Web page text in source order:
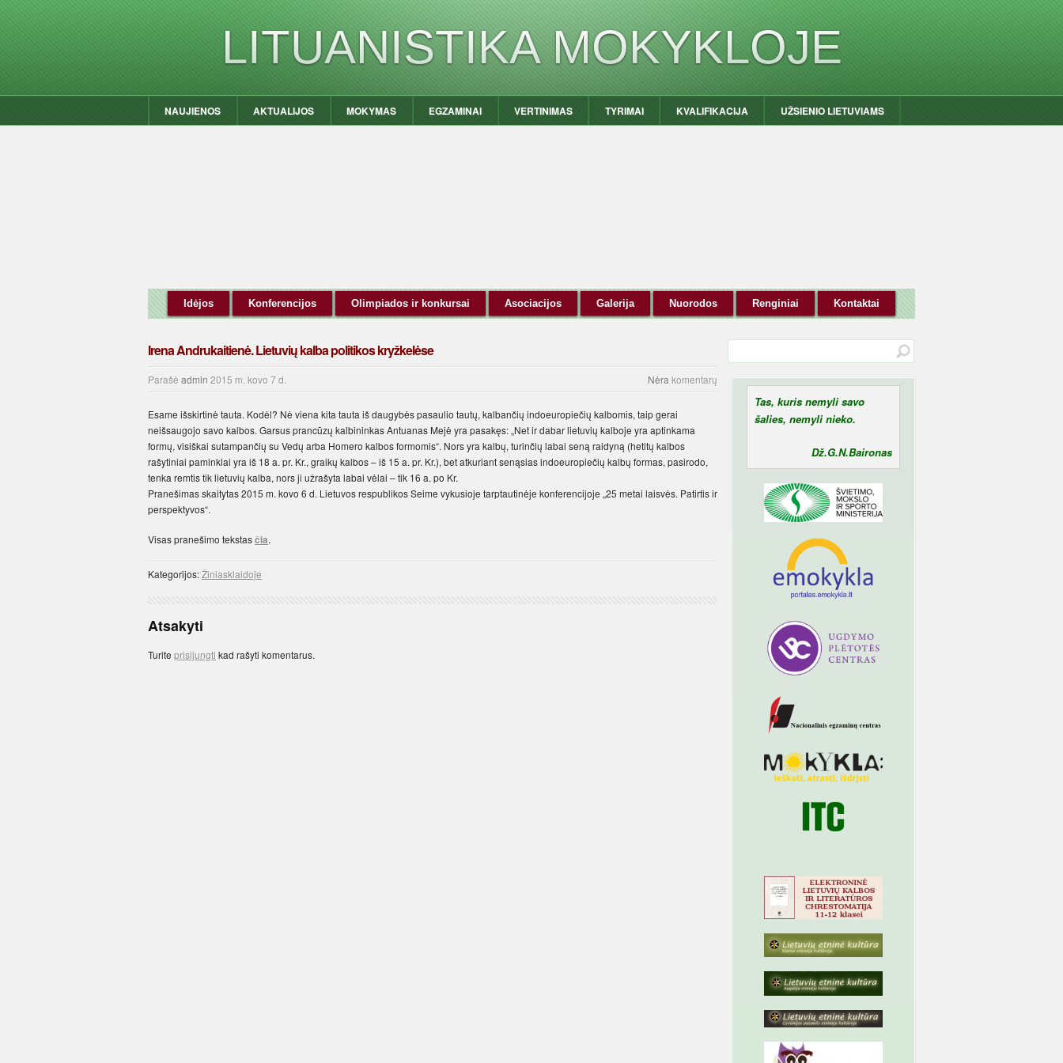
LITUANISTIKA MOKYKLOJE
NAUJIENOS AKTUALIJOS MOKYMAS EGZAMINAI VERTINIMAS TYRIMAI KVALIFIKACIJA UŽSIENIO LIETUVIAMS
Idėjos Konferencijos Olimpiados ir konkursai Asociacijos Galerija Nuorodos Renginiai Kontaktai
Irena Andrukaitienė. Lietuvių kalba politikos kryžkelėse
Parašė admin 2015 m. kovo 7 d. Nėra komentarų
Esame išskirtinė tauta. Kodėl? Nė viena kita tauta iš daugybės pasaulio tautų, kalbančių indoeuropiečių kalbomis, taip gerai
neišsaugojo savo kalbos. Garsus prancūzų kalbininkas Antuanas Mejė yra pasakęs: „Net ir dabar lietuvių kalboje yra aptinkama
formų, visiškai sutampančių su Vedų arba Homero kalbos formomis“. Nors yra kalbų, turinčių labai seną raidyną (hetitų kalbos
rašytiniai paminklai yra iš 18 a. pr. Kr., graikų kalbos – iš 15 a. pr. Kr.), bet atkuriant senąsias indoeuropiečių kalbų formas, pasirodo,
tenka remtis tik lietuvių kalba, nors ji užrašyta labai vėlai – tik 16 a. po Kr.
Pranešimas skaitytas 2015 m. kovo 6 d. Lietuvos respublikos Seime vykusioje tarptautinėje konferencijoje „25 metai laisvės. Patirtis ir
perspektyvos“.
Visas pranešimo tekstasčia.
Kategorijos:Žiniasklaidoje
Atsakyti
Turite prisijungti kad rašyti komentarus.
Tas, kuris nemyli savo
šalies, nemyli nieko.
Dž.G.N.Baironas